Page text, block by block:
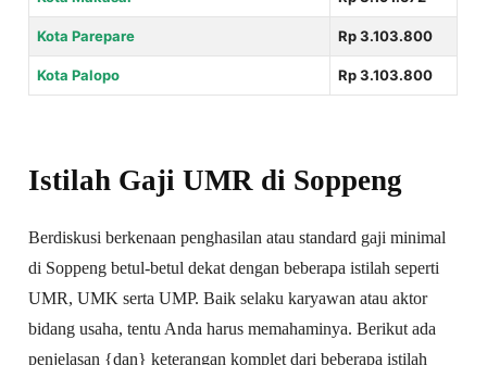
Kota Parepare Rp 3.103.800
Kota Palopo Rp 3.103.800
Istilah Gaji UMR di Soppeng
Berdiskusi berkenaan penghasilan atau standard gaji minimal
di Soppeng betul-betul dekat dengan beberapa istilah seperti
UMR, UMK serta UMP. Baik selaku karyawan atau aktor
bidang usaha, tentu Anda harus memahaminya. Berikut ada
penjelasan {dan} keterangan komplet dari beberapa istilah